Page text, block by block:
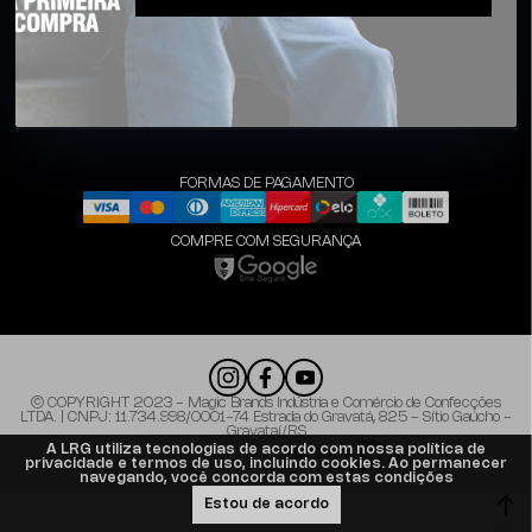
MEUS DADOS
FORMAS DE PAGAMENTO
COMPRE COM SEGURANÇA
© COPYRIGHT 2023 - Magic Brands Indústria e Comércio de Confecções
LTDA. | CNPJ: 11.734.998/0001-74 Estrada do Gravatá, 825 - Sítio Gaúcho -
Gravataí/RS
Plataforma
A LRG utiliza tecnologias de acordo com nossa política de
privacidade e termos de uso, incluindo cookies. Ao permanecer
navegando, você concorda com estas condições
Estou de acordo